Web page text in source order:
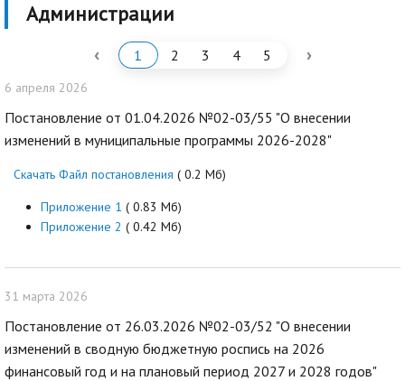
Администрации
‹ 1 2 3 4 5 ›
6 апреля 2026
Постановление от 01.04.2026 №02-03/55 "О внесении
изменений в муниципальные программы 2026-2028"
Скачать Файл постановления ( 0.2 Мб)
Приложение 1 ( 0.83 Мб)
Приложение 2 ( 0.42 Мб)
31 марта 2026
Постановление от 26.03.2026 №02-03/52 "О внесении
изменений в сводную бюджетную роспись на 2026
финансовый год и на плановый период 2027 и 2028 годов"